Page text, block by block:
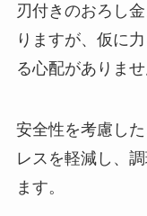
刃付きのおろし
りますが、仮に
る心配がありませ
安全性を考慮し
レスを軽減し、
ます。